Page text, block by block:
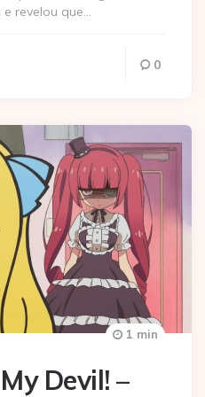
revelou que…
0
Devil! –
1 min